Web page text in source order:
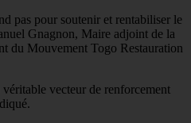
pas pour soutenir et rentabiliser le
Gnagnon, Maire adjoint de la
du Mouvement Togo Restauration
vecteur de renforcement